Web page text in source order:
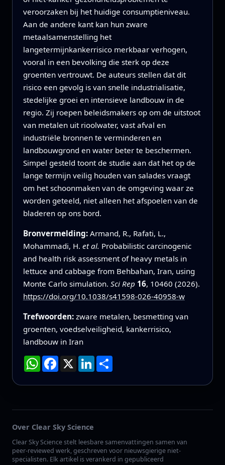
veroorzaken bij het huidige consumptieniveau.
Aan de andere kant kan hun zware
metaalsamenstelling het
langetermijnkankerrisico merkbaar verhogen,
vooral in een bevolking die sterk op deze
groenten vertrouwt. De auteurs stellen dat dit
risico een gevolg is van snelle industrialisatie,
stedelijke groei en intensieve landbouw in de
regio. Zij roepen beleidsmakers op om de uitstoot
van metalen uit rioolwater, vast afval en
industriële bronnen te verminderen en
landbouwgrond en water beter te beschermen.
Simpel gesteld toont de studie aan dat het op de
lange termijn veilig houden van salades vraagt
om het schoonmaken van de omgeving waar ze
worden geteeld, niet alleen het afspoelen van de
bladeren op ons bord.
Bronvermelding: Armand, R., Rafati, L.,
Mohammadi, H. et al. Probabilistic carcinogenic
and health risk assessment of heavy metals in
lettuce and cabbage from Behbahan, Iran, using
Monte Carlo simulation. Sci Rep 16, 10460 (2026).
https://doi.org/10.1038/s41598-026-40958-w
Trefwoorden: zware metalen, besmetting van
groenten, voedselveiligheid, kankerrisico,
landbouw in Iran
WhatsApp
Facebook
X LinkedIn
Deel
Over Clear Sky Science
Clear Sky Science stelt leesbare samenvattingen samen van
peer-reviewed werk, geschreven voor nieuwsgierige niet-
specialisten. Elk artikel is verankerd in gepubliceerd